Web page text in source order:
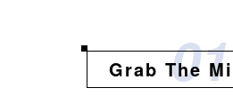
01
Grab The